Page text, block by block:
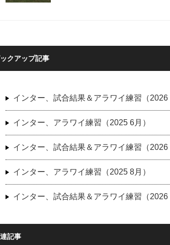
クアップ記事
インター、試合結果＆アラワイ練習（2026
インター、アラワイ練習（2025 6月）
インター、試合結果＆アラワイ練習（2026
インター、アラワイ練習（2025 8月）
インター、試合結果＆アラワイ練習（2026
記事